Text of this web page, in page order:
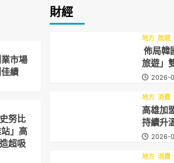
市場
績
努比
」高
超吸
財經
地方 旅遊
佈局韓
旅遊」
2026-
地方 消費
高雄加
持續升
2026-
地方 消費